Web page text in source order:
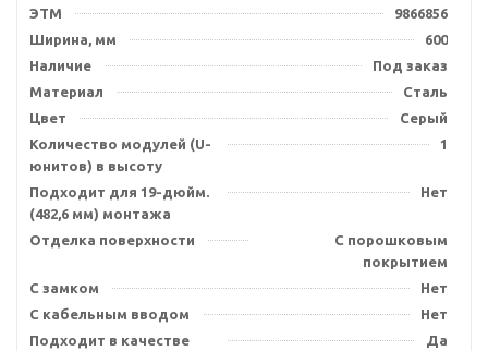
ЭТМ
9866856
Ширина, мм
600
Наличие
Под заказ
Материал
Сталь
Цвет
Серый
Количество модулей (U-
юнитов) в высоту
1
Подходит для 19-дюйм.
(482,6 мм) монтажа
Нет
Отделка поверхности
С порошковым
покрытием
С замком
Нет
С кабельным вводом
Нет
Подходит в качестве
Да